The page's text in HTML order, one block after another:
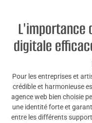
L'importance
digitale
Pour les entreprises et
crédible et harmonieuse
agence web bien choisie
une identité forte et
entre les différents